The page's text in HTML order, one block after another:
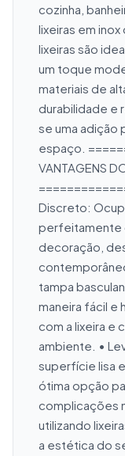
cozinha,
lixeiras em
lixeiras são
um toque
materiais de
durabilidade e
se uma adição
espaço.
VANTAGENS
Discreto:
perfeitamente
decoração,
tampa
maneira fácil e
com a lixeira e
ambiente. •
superfície lisa
ótima opção
complicações
utilizando
a estética do